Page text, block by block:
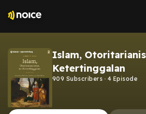
Islam,
Ketertinggalan
909 Subscribers · 4 Episode